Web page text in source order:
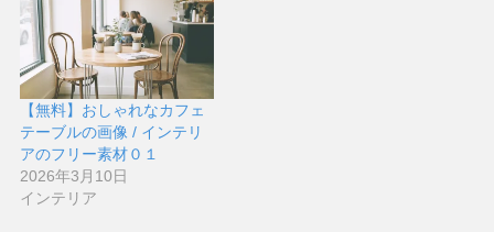
【無料】おしゃれなカフェ
テーブルの画像 / インテリ
アのフリー素材０１
2026年3月10日
インテリア